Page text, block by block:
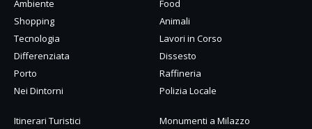
Ambiente
Food
Shopping
Animali
Tecnologia
Lavori in Corso
Differenziata
Dissesto
Porto
Raffineria
Nei Dintorni
Polizia Locale
Itinerari Turistici
Monumenti a Milazzo